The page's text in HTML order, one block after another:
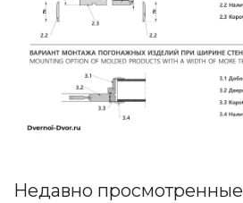
Недавно просмотренные